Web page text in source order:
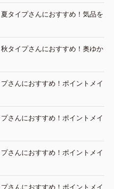
タイプさんにおすすめ！気品を
タイプさんにおすすめ！奥ゆか
さんにおすすめ！ポイントメイ
さんにおすすめ！ポイントメイ
さんにおすすめ！ポイントメイ
さんにおすすめ！ポイントメイ